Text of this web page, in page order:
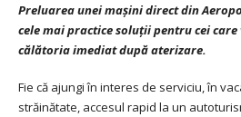
Preluarea unei mașini direct din
cele mai practice soluții pentru cei
călătoria imediat după aterizare.
Fie că ajungi în interes de serviciu, în
străinătate, accesul rapid la un